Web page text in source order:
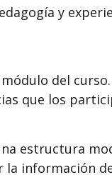
y
del
que los
estructura
información